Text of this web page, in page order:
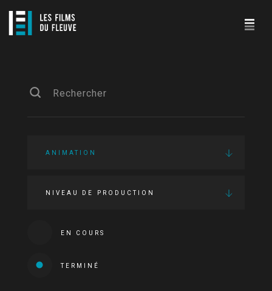
ANIMATION
NIVEAU DE PRODUCTION
EN COURS
TERMINÉ